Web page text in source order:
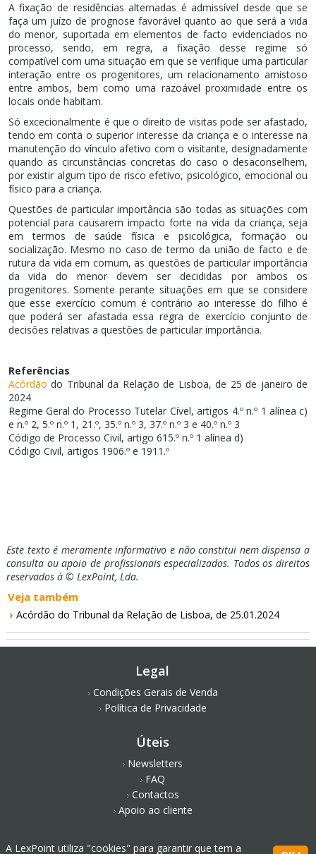
A fixação de residências alternadas é admissível desde que se
faça um juízo de prognose favorável quanto ao que será a vida
do menor, suportada em elementos de facto evidenciados no
processo, sendo, em regra, a fixação desse regime só
compatível com uma situação em que se verifique uma particular
interação entre os progenitores, um relacionamento amistoso
entre ambos, bem como uma razoável proximidade entre os
locais onde habitam.
Só excecionalmente é que o direito de visitas pode ser afastado,
tendo em conta o superior interesse da criança e o interesse na
manutenção do vínculo afetivo com o visitante, designadamente
quando as circunstâncias concretas do caso o desaconselhem,
por existir algum tipo de risco efetivo, psicológico, emocional ou
físico para a criança.
Questões de particular importância são todas as situações com
potencial para causarem impacto forte na vida da criança, seja
em termos de saúde física e psicológica, formação ou
socialização. Mesmo no caso de termo da união de facto e de
rutura da vida em comum, as questões de particular importância
da vida do menor devem ser decididas por ambos os
progenitores. Somente perante situações em que se considere
que esse exercício comum é contrário ao interesse do filho é
que poderá ser afastada essa regra de exercício conjunto de
decisões relativas a questões de particular importância.
Referências
Acórdãodo Tribunal da Relação de Lisboa, de 25 de janeiro de
2024
Regime Geral do Processo Tutelar Cível, artigos 4.º n.º 1 alínea c)
e n.º 2, 5.º n.º 1, 21.º, 35.º n.º 3, 37.º n.º 3 e 40.º n.º 3
Código de Processo Civil, artigo 615.º n.º 1 alínea d)
Código Civil, artigos 1906.º e 1911.º
Este texto é meramente informativo e não constitui nem dispensa a
consulta ou apoio de profissionais especializados. Todos os direitos
reservados à © LexPoint, Lda.
Veja também
Acórdão do Tribunal da Relação de Lisboa, de 25.01.2024
Legal
Condições Gerais de Venda
Política de Privacidade
Úteis
Newsletters
FAQ
Contactos
Apoio ao cliente
Redes Sociais
A LexPoint utiliza "cookies" para garantir que tem a